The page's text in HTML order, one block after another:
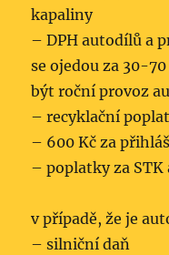
kapaliny
– DPH autodílů a
se ojedou za 30-
být roční provoz
– recyklační
– 600 Kč za
– poplatky za STK
v případě, že je
– silniční daň